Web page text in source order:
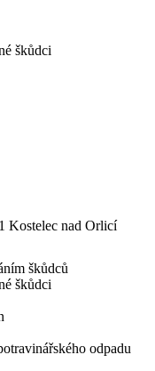
škůdci
Kostelec nad Orlicí
škůdců
škůdci
odpadu